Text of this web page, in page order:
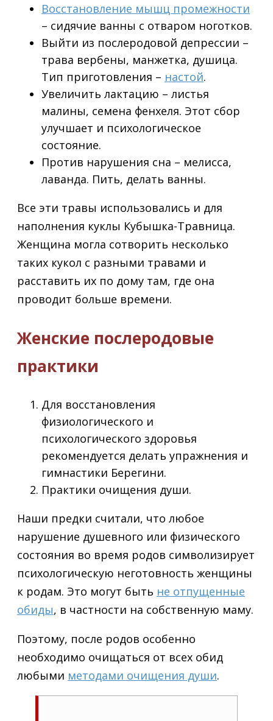
Восстановление мышц промежности
– сидячие ванны с отваром ноготков.
Выйти из послеродовой депрессии –
трава вербены, манжетка, душица.
Тип приготовления – настой.
Увеличить лактацию – листья
малины, семена фенхеля. Этот сбор
улучшает и психологическое
состояние.
Против нарушения сна – мелисса,
лаванда. Пить, делать ванны.
Все эти травы использовались и для
наполнения куклы Кубышка-Травница.
Женщина могла сотворить несколько
таких кукол с разными травами и
расставить их по дому там, где она
проводит больше времени.
Женские послеродовые
практики
Для восстановления
физиологического и
психологического здоровья
рекомендуется делать упражнения и
гимнастики Берегини.
Практики очищения души.
Наши предки считали, что любое
нарушение душевного или физического
состояния во время родов символизирует
психологическую неготовность женщины
к родам. Это могут быть не отпущенные
обиды, в частности на собственную маму.
Поэтому, после родов особенно
необходимо очищаться от всех обид
любыми методами очищения души.